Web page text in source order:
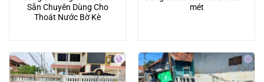
Sẵn Chuyên Dùng Cho
Thoát Nước Bờ Kè
mét